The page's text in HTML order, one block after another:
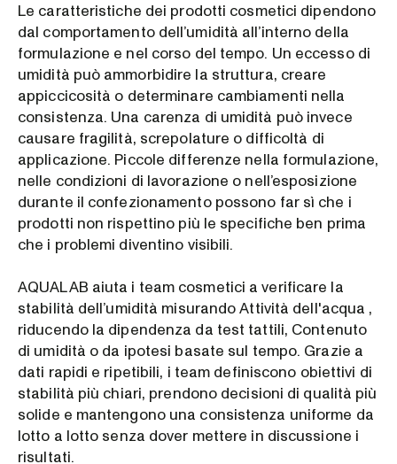
Le caratteristiche dei prodotti cosmetici dipendono
dal comportamento dell’umidità all’interno della
formulazione e nel corso del tempo. Un eccesso di
umidità può ammorbidire la struttura, creare
appiccicosità o determinare cambiamenti nella
consistenza. Una carenza di umidità può invece
causare fragilità, screpolature o difficoltà di
applicazione. Piccole differenze nella formulazione,
nelle condizioni di lavorazione o nell’esposizione
durante il confezionamento possono far sì che i
prodotti non rispettino più le specifiche ben prima
che i problemi diventino visibili.
AQUALAB aiuta i team cosmetici a verificare la
stabilità dell’umidità misurando Attività dell'acqua ,
riducendo la dipendenza da test tattili, Contenuto
di umidità o da ipotesi basate sul tempo. Grazie a
dati rapidi e ripetibili, i team definiscono obiettivi di
stabilità più chiari, prendono decisioni di qualità più
solide e mantengono una consistenza uniforme da
lotto a lotto senza dover mettere in discussione i
risultati.